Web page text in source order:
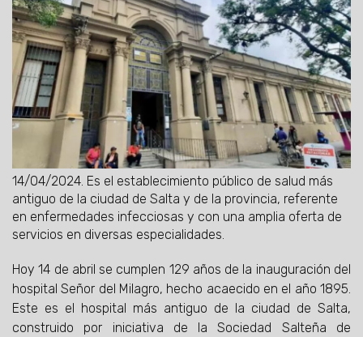
14/04/2024. Es el establecimiento público de salud más
antiguo de la ciudad de Salta y de la provincia, referente
en enfermedades infecciosas y con una amplia oferta de
servicios en diversas especialidades.
Hoy 14 de abril se cumplen 129 años de la inauguración del
hospital Señor del Milagro, hecho acaecido en el año 1895.
Este es el hospital más antiguo de la ciudad de Salta,
construido por iniciativa de la Sociedad Salteña de